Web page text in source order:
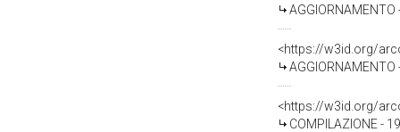
<https://w3id.org/
<https://w3id.org/
COMPILAZIONE -